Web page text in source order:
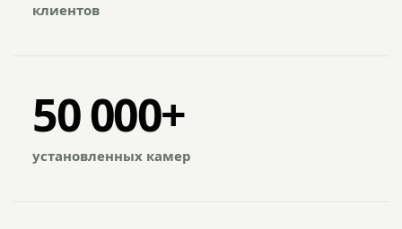
клиентов
50 000+
установленных камер